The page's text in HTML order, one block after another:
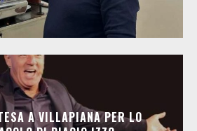
A VILLAPIANA PER LO